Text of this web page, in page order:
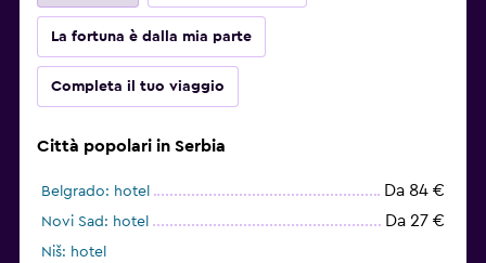
La fortuna è dalla mia parte
Completa il tuo viaggio
Città popolari in Serbia
Belgrado: hotel Da 84 €
Novi Sad: hotel Da 27 €
Niš: hotel